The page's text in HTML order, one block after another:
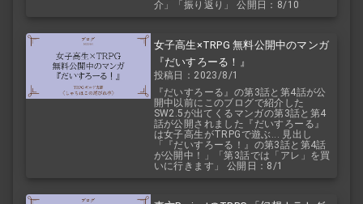
介」「振り返り」 公開日：8/10
女子高生×TRPG 無料公開中のマンガ
『だいすろーる！』
投稿日：2023/8/1
『だいすろーる』の第3話と第4話が公
開中以前にこのブログで紹介した
SW2.5が出てくるマンガの第3話と第4
話が公開されました『だいすろーる』
は女子高生がTRPGで遊ぶ... 見出し
「『だいすろーる！』の第3話と第4話
が公開中！」「第3話では「アレ」を買
いに行きます」 公開日：8/1